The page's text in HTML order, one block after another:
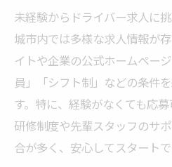
未経験からドライバー求人に
城市内では多様な求人情報が
イトや企業の公式ホームペー
員」「シフト制」などの条件
す。特に、経験がなくても応
研修制度や先輩スタッフのサ
合が多く、安心してスタートで